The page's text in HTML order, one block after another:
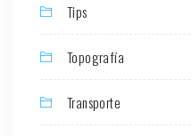
Tips
Topografía
Transporte